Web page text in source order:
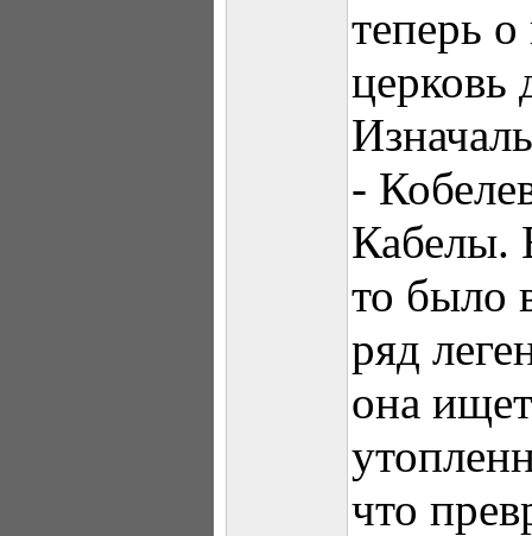
теперь
церковь
-
Кабелы.
то было
ряд
она
что